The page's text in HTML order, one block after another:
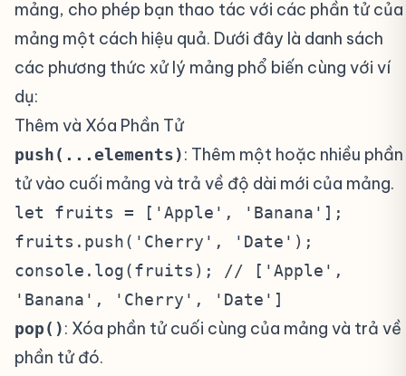
mảng, cho phép bạn thao tác với các phần tử của
mảng một cách hiệu quả. Dưới đây là danh sách
các phương thức xử lý mảng phổ biến cùng với ví
dụ:
Thêm và Xóa Phần Tử
push(...elements): Thêm một hoặc nhiều phần
tử vào cuối mảng và trả về độ dài mới của mảng.
let fruits = ['Apple', 'Banana'];
fruits.push('Cherry', 'Date');
console.log(fruits); // ['Apple',
'Banana', 'Cherry', 'Date']
pop(): Xóa phần tử cuối cùng của mảng và trả về
phần tử đó.